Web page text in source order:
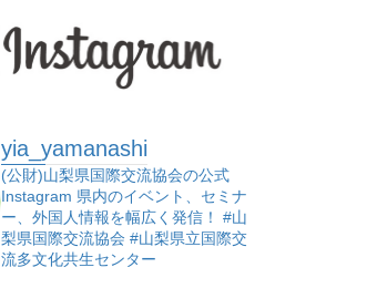
yia_yamanashi
(公財)山梨県国際交流協会の公式
Instagram 県内のイベント、セミナ
ー、外国人情報を幅広く発信！
#山
梨県国際交流協会 #山梨県立国際交
流多文化共生センター